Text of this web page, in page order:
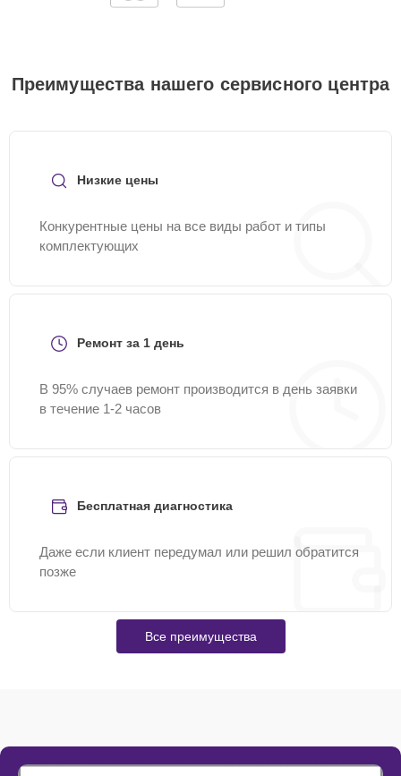
Преимущества нашего сервисного центра
Низкие цены
Конкурентные цены на все виды работ и типы
комплектующих
Ремонт за 1 день
В 95% случаев ремонт производится в день заявки
в течение 1-2 часов
Бесплатная диагностика
Даже если клиент передумал или решил обратится
позже
Все преимущества